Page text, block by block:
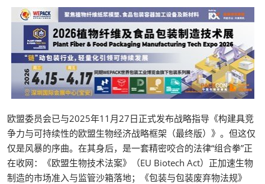
欧盟委员会已与2025年11月27日正式发布战略指导《构建具竞
争力与可持续性的欧盟生物经济战略框架（最终版）》。但这仅
仅是风暴的序曲。在其身后，是一套精密咬合的法律“组合拳”正
在收网：《欧盟生物技术法案》（EU Biotech Act）正加速生物
制造的市场准入与监管沙箱落地；《包装与包装废弃物法规》